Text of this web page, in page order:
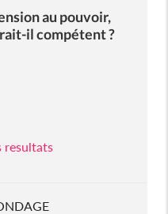
au pouvoir,
il compétent ?
resultats